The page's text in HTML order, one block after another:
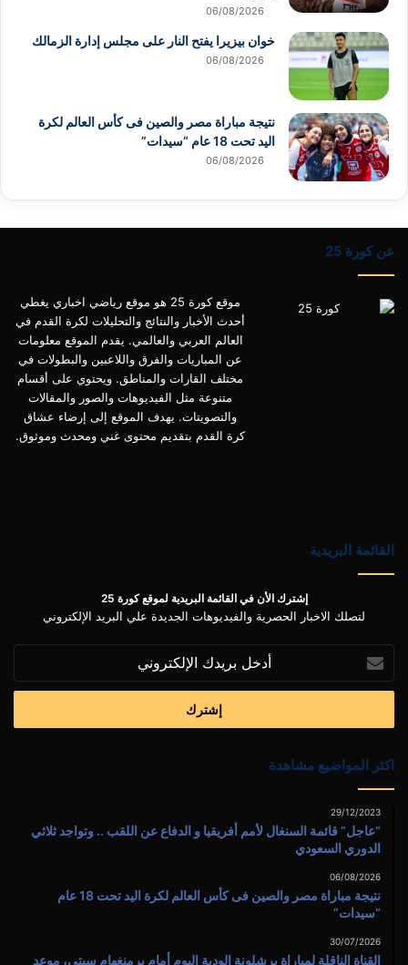
06/08/2026
خوان بيزيرا يفتح النار على مجلس إدارة الزمالك
06/08/2026
نتيجة مباراة مصر والصين فى كأس العالم لكرة
اليد تحت 18 عام “سيدات”
06/08/2026
عن كورة 25
موقع كورة 25 هو موقع رياضي اخباري يغطي
أحدث الأخبار والنتائج والتحليلات لكرة القدم في
العالم العربي والعالمي. يقدم الموقع معلومات
عن المباريات والفرق واللاعبين والبطولات في
مختلف القارات والمناطق. ويحتوي على أقسام
متنوعة مثل الفيديوهات والصور والمقالات
والتصويتات. يهدف الموقع إلى إرضاء عشاق
كرة القدم بتقديم محتوى غني ومحدث وموثوق.
القائمة البريدية
إشترك الأن في القائمة البريدية لموقع كورة 25
لتصلك الاخبار الحصرية والفيديوهات الجديدة علي البريد الإلكتروني
بريدك
الإلكتروني
اكثر المواضيع مشاهدة
29/12/2023
“عاجل” قائمة السنغال لأمم أفريقيا و الدفاع عن اللقب .. وتواجد ثلاثي
الدوري السعودي
06/08/2026
نتيجة مباراة مصر والصين فى كأس العالم لكرة اليد تحت 18 عام
“سيدات”
30/07/2026
القناة الناقلة لمباراة برشلونة الودية اليوم أمام برمنغهام سيتى، موعد